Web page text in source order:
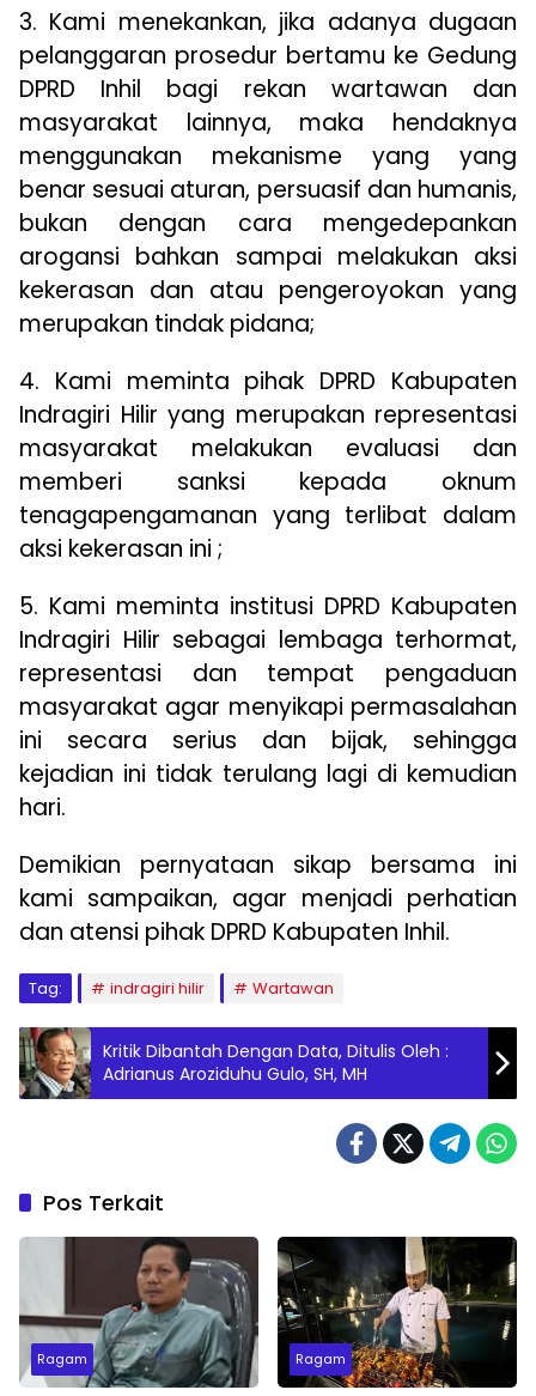
3. Kami menekankan, jika adanya dugaan
pelanggaran prosedur bertamu ke Gedung
DPRD Inhil bagi rekan wartawan dan
masyarakat lainnya, maka hendaknya
menggunakan mekanisme yang yang
benar sesuai aturan, persuasif dan humanis,
bukan dengan cara mengedepankan
arogansi bahkan sampai melakukan aksi
kekerasan dan atau pengeroyokan yang
merupakan tindak pidana;
4. Kami meminta pihak DPRD Kabupaten
Indragiri Hilir yang merupakan representasi
masyarakat melakukan evaluasi dan
memberi sanksi kepada oknum
tenagapengamanan yang terlibat dalam
aksi kekerasan ini ;
5. Kami meminta institusi DPRD Kabupaten
Indragiri Hilir sebagai lembaga terhormat,
representasi dan tempat pengaduan
masyarakat agar menyikapi permasalahan
ini secara serius dan bijak, sehingga
kejadian ini tidak terulang lagi di kemudian
hari.
Demikian pernyataan sikap bersama ini
kami sampaikan, agar menjadi perhatian
dan atensi pihak DPRD Kabupaten Inhil.
Tag: indragiri hilir Wartawan
Kritik Dibantah Dengan Data, Ditulis Oleh :
Adrianus Aroziduhu Gulo, SH, MH
Pos Terkait
Ragam Ragam